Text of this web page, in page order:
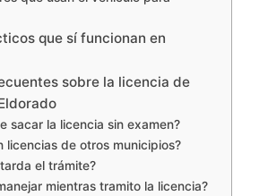
que sí funcionan en
sobre la licencia de
sacar la licencia sin examen?
licencias de otros municipios?
el trámite?
mientras tramito la licencia?